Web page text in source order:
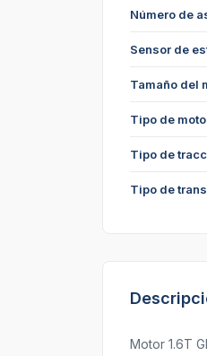
Número de
Sensor de
Tamaño del
Tipo de
Tipo de
Tipo de
Motor 1.6T